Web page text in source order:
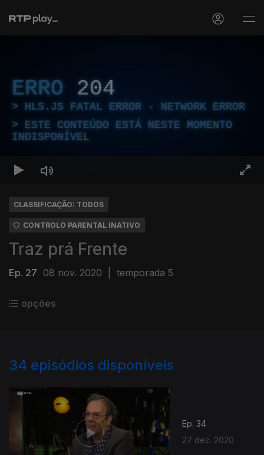
ERRO 204
HLS.JS FATAL ERROR - NETWORK ERROR
ESTE CONTEÚDO ESTÁ NESTE MOMENTO
INDISPONÍVEL
CLASSIFICAÇÃO: TODOS
CONTROLO PARENTAL INATIVO
Traz prá Frente
Ep. 27 08 nov. 2020 temporada 5
opções
34 episódios disponíveis
Ep. 34
27 dez. 2020